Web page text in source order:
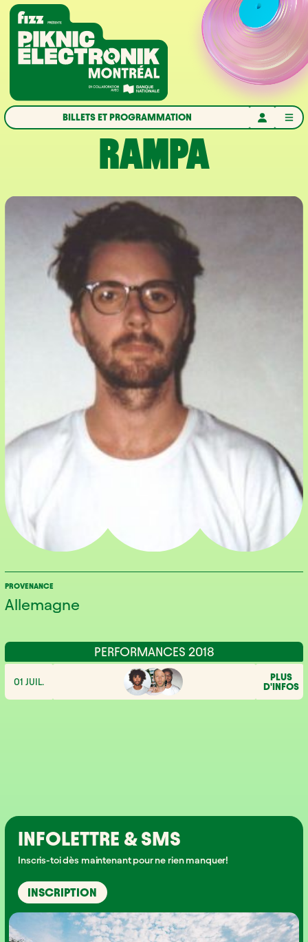
Aller à la navigation
Aller au contenu
Accueil
BILLETS ET PROGRAMMATION
RAMPA
PROVENANCE
Allemagne
PERFORMANCES 2018
01 JUIL.
PLUS
D'INFOS
INFOLETTRE & SMS
Inscris-toi dès maintenant pour ne rien manquer!
INSCRIPTION